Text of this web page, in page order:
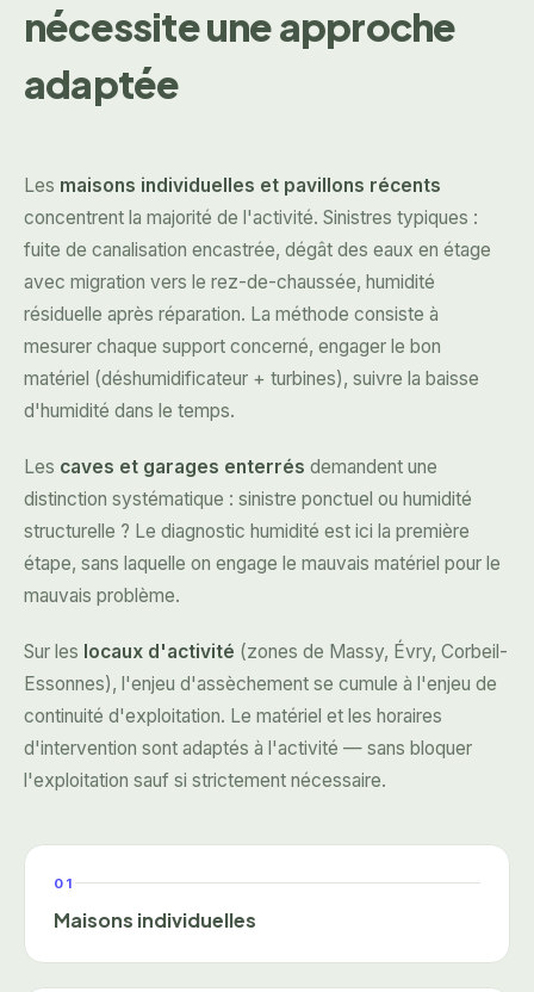
nécessite une approche
adaptée
Les maisons individuelles et pavillons récents
concentrent la majorité de l'activité. Sinistres typiques :
fuite de canalisation encastrée, dégât des eaux en étage
avec migration vers le rez-de-chaussée, humidité
résiduelle après réparation. La méthode consiste à
mesurer chaque support concerné, engager le bon
matériel (déshumidificateur + turbines), suivre la baisse
d'humidité dans le temps.
Les caves et garages enterrés demandent une
distinction systématique : sinistre ponctuel ou humidité
structurelle ? Le diagnostic humidité est ici la première
étape, sans laquelle on engage le mauvais matériel pour le
mauvais problème.
Sur les locaux d'activité (zones de Massy, Évry, Corbeil-
Essonnes), l'enjeu d'assèchement se cumule à l'enjeu de
continuité d'exploitation. Le matériel et les horaires
d'intervention sont adaptés à l'activité — sans bloquer
l'exploitation sauf si strictement nécessaire.
01
Maisons individuelles